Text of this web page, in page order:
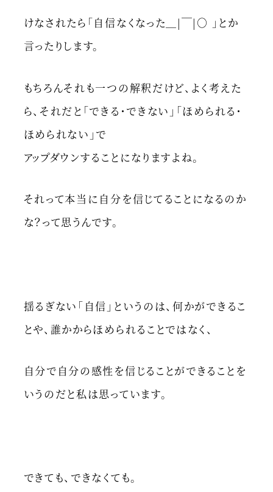
けなされたら「自信なくなった＿|￣|○ 」とか
言ったりします。
もちろんそれも一つの解釈だけど、よく考えた
ら、それだと「できる・できない」「ほめられる・
ほめられない」で
アップダウンすることになりますよね。
それって本当に自分を信じてることになるのか
な？って思うんです。
揺るぎない「自信」というのは、何かができるこ
とや、誰かからほめられることではなく、
自分で自分の感性を信じることができることを
いうのだと私は思っています。
できても、できなくても。